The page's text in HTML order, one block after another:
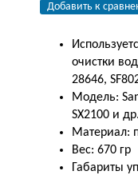
Добавить к
очистки
28646,
Модель:
SX2100 и
Материал:
Вес: 670 гр
Габариты